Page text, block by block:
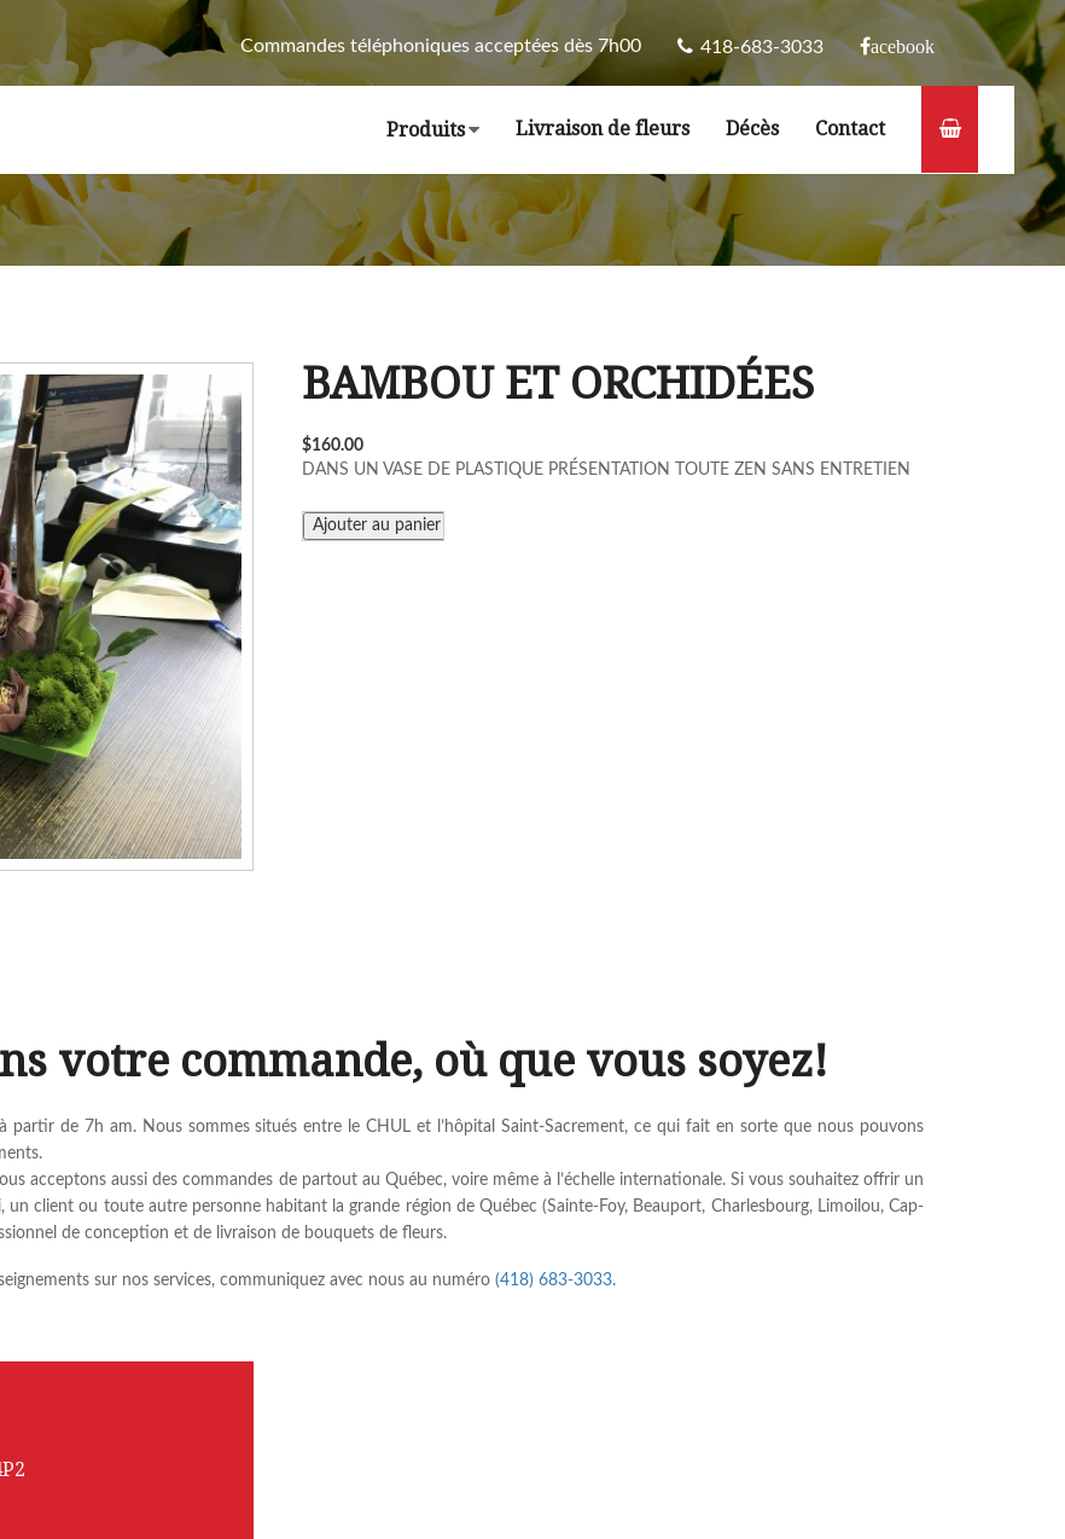
Commandes téléphoniques acceptées dès 7h00 418-683-3033 acebook
Produits Livraison de fleurs Décès Contact
BAMBOU ET ORCHIDÉES
$160.00
DANS UN VASE DE PLASTIQUE PRÉSENTATION TOUTE ZEN SANS ENTRETIEN
votre commande, où que vous soyez!
partir de 7h am. Nous sommes situés entre le CHUL et l’hôpital Saint-Sacrement, ce qui fait en sorte que nous pouvons
acceptons aussi des commandes de partout au Québec, voire même à l’échelle internationale. Si vous souhaitez offrir un
client ou toute autre personne habitant la grande région de Québec (Sainte-Foy, Beauport, Charlesbourg, Limoilou, Cap-
de conception et de livraison de bouquets de fleurs.
sur nos services, communiquez avec nous au numéro (418) 683-3033.